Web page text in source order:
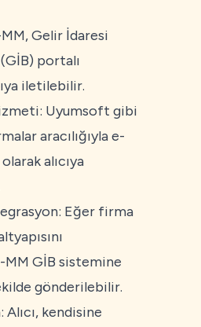
Gelir İdaresi
(GİB) portalı
iletilebilir.
Uyumsoft gibi
aracılığıyla e-
alıcıya
Eğer firma
MM GİB sistemine
gönderilebilir.
Alıcı, kendisine